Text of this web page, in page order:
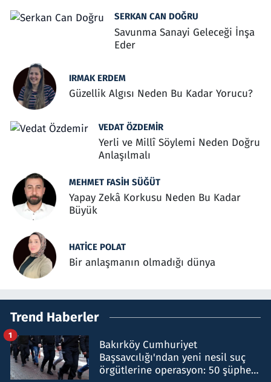
SERKAN CAN DOĞRU
Savunma Sanayi Geleceği İnşa
Eder
IRMAK ERDEM
Güzellik Algısı Neden Bu Kadar Yorucu?
VEDAT ÖZDEMIR
Yerli ve Millî Söylemi Neden Doğru
Anlaşılmalı
MEHMET FASIH SÜĞÜT
Yapay Zekâ Korkusu Neden Bu Kadar
Büyük
HATICE POLAT
Bir anlaşmanın olmadığı dünya
Trend Haberler
Bakırköy Cumhuriyet
Başsavcılığı'ndan yeni nesil suç
örgütlerine operasyon: 50 şüpheli
1